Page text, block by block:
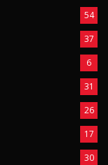
54
37
6
31
26
17
30